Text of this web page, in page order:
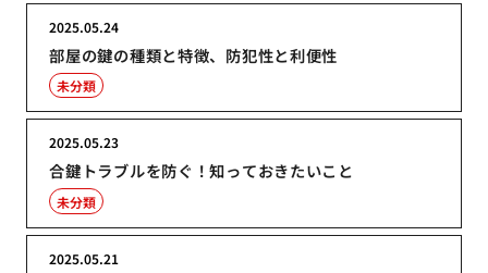
部屋の鍵の種類と特徴、防犯性と利便性
2025.05.24
未分類
合鍵トラブルを防ぐ！知っておきたいこと
2025.05.23
未分類
2025.05.21